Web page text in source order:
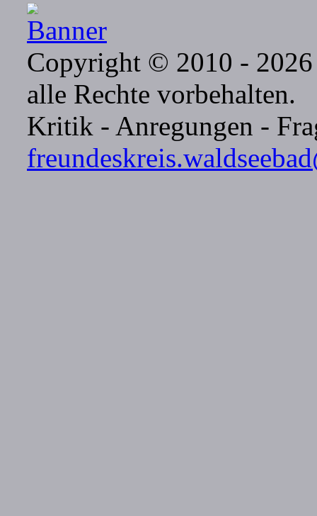
Copyright © 2010 - 2026
alle Rechte vorbehalten.
Kritik - Anregungen -